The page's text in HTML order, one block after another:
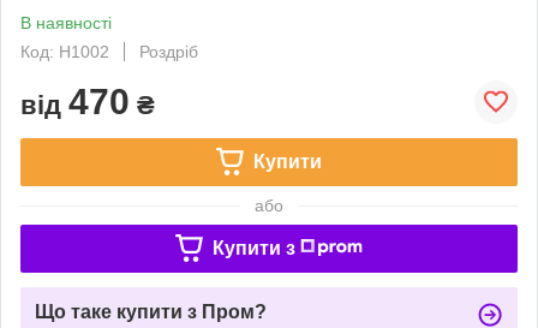
В наявності
Код: H1002
Роздріб
від 470 ₴
Купити
або
Купити з
Що таке купити з Пром?